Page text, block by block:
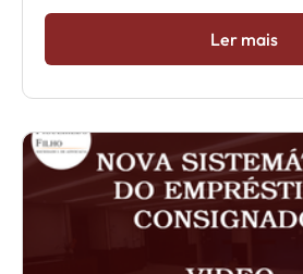
Ler mais